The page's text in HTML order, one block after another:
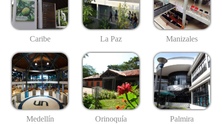
Caribe La Paz Manizales
Medellín Orinoquía Palmira